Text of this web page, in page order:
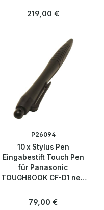
Regulärer Preis:
219,00 €
P26094
10 x Stylus Pen
Eingabestift Touch Pen
für Panasonic
TOUGHBOOK CF-D1 neu
Regulärer Preis:
79,00 €